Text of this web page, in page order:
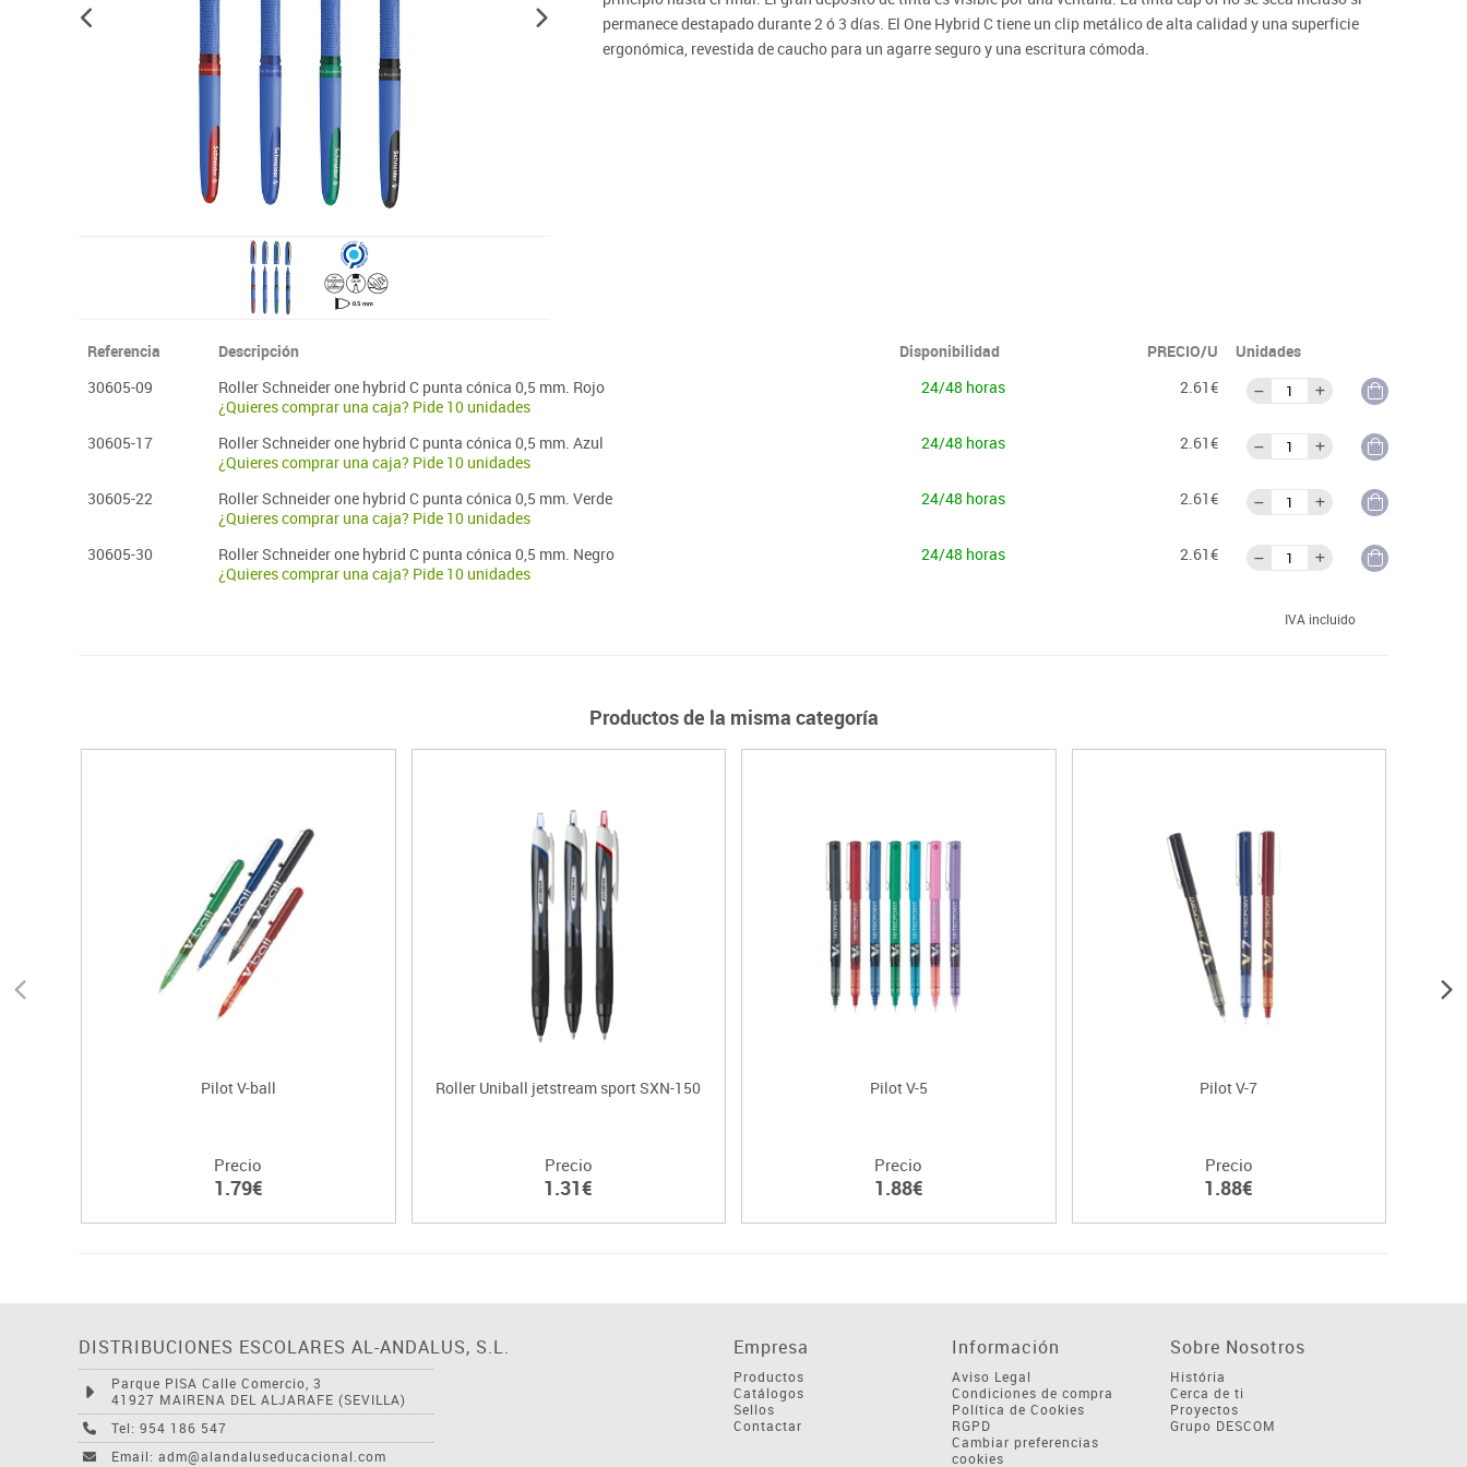
Plastifica, encuaderna, destruye
permanece destapado durante 2 ó 3 días. El One Hybrid C tiene un clip metálico de alta calidad y una superficie
ergonómica, revestida de caucho para un agarre seguro y una escritura cómoda.
Referencia Descripción Disponibilidad PRECIO/U
Unidades
30605-09
Roller Schneider one hybrid C punta cónica 0,5 mm. Rojo
¿Quieres comprar una caja? Pide 10 unidades
24/48 horas 2.61€
30605-17
Roller Schneider one hybrid C punta cónica 0,5 mm. Azul
¿Quieres comprar una caja? Pide 10 unidades
24/48 horas 2.61€
30605-22
Roller Schneider one hybrid C punta cónica 0,5 mm. Verde
¿Quieres comprar una caja? Pide 10 unidades
24/48 horas 2.61€
30605-30
Roller Schneider one hybrid C punta cónica 0,5 mm. Negro
¿Quieres comprar una caja? Pide 10 unidades
24/48 horas 2.61€
IVA incluido
Productos de la misma categoría
Pilot V-ball
Precio
1.79€
Roller Uniball jetstream sport SXN-150
Precio
1.31€
Pilot V-5
Precio
1.88€
Pilot V-7
Precio
1.88€
DISTRIBUCIONES ESCOLARES AL-ANDALUS, S.L.
Parque PISA Calle Comercio, 3
41927 MAIRENA DEL ALJARAFE (SEVILLA)
Tel: 954 186 547
Email: adm@alandaluseducacional.com
Empresa
Productos
Catálogos
Sellos
Contactar
Información
Aviso Legal
Condiciones de compra
Política de Cookies
RGPD
Cambiar preferencias
cookies
Sobre Nosotros
História
Cerca de ti
Proyectos
Grupo DESCOM